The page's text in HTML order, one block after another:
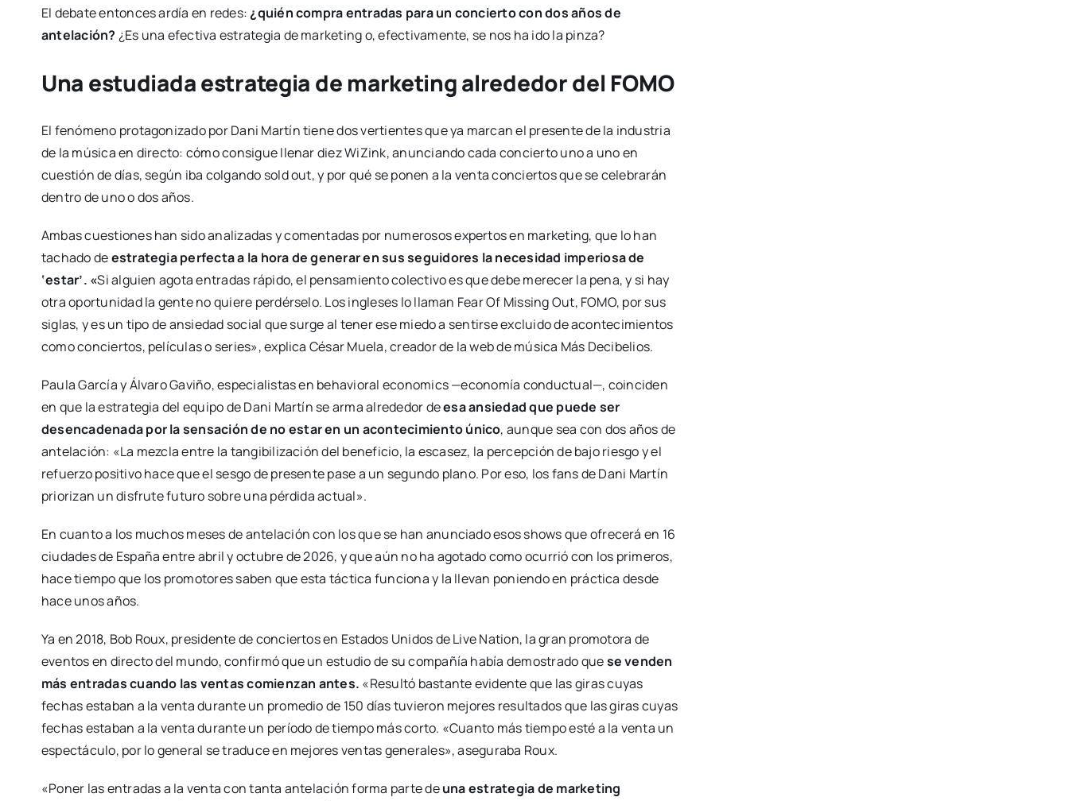
El debate entonces ardía en redes:¿quién compra entradas para un concierto con dos años de
antelación? ¿Es una efectiva estrategia de marketing o, efectivamente, se nos ha ido la pinza?
Una estudiada estrategia de marketing alrededor del FOMO
El fenómeno protagonizado por Dani Martín tiene dos vertientes que ya marcan el presente de la industria
de la música en directo: cómo consigue llenar diez WiZink, anunciando cada concierto uno a uno en
cuestión de días, según iba colgando sold out, y por qué se ponen a la venta conciertos que se celebrarán
dentro de uno o dos años.
Ambas cuestiones han sido analizadas y comentadas por numerosos expertos en marketing, que lo han
tachado deestrategia perfecta a la hora de generar en sus seguidores la necesidad imperiosa de
‘estar’. «Si alguien agota entradas rápido, el pensamiento colectivo es que debe merecer la pena, y si hay
otra oportunidad la gente no quiere perdérselo. Los ingleses lo llaman Fear Of Missing Out, FOMO, por sus
siglas, y es un tipo de ansiedad social que surge al tener ese miedo a sentirse excluido de acontecimientos
como conciertos, películas o series», explica César Muela, creador de la web de música Más Decibelios.
Paula García y Álvaro Gaviño, especialistas en behavioral economics —economía conductual—, coinciden
en que la estrategia del equipo de Dani Martín se arma alrededor deesa ansiedad que puede ser
desencadenada por la sensación de no estar en un acontecimiento único, aunque sea con dos años de
antelación: «La mezcla entre la tangibilización del beneficio, la escasez, la percepción de bajo riesgo y el
refuerzo positivo hace que el sesgo de presente pase a un segundo plano. Por eso, los fans de Dani Martín
priorizan un disfrute futuro sobre una pérdida actual».
En cuanto a los muchos meses de antelación con los que se han anunciado esos shows que ofrecerá en 16
ciudades de España entre abril y octubre de 2026, y que aún no ha agotado como ocurrió con los primeros,
hace tiempo que los promotores saben que esta táctica funciona y la llevan poniendo en práctica desde
hace unos años.
Ya en 2018, Bob Roux, presidente de conciertos en Estados Unidos de Live Nation, la gran promotora de
eventos en directo del mundo, confirmó que un estudio de su compañía había demostrado quese venden
más entradas cuando las ventas comienzan antes. «Resultó bastante evidente que las giras cuyas
fechas estaban a la venta durante un promedio de 150 días tuvieron mejores resultados que las giras cuyas
fechas estaban a la venta durante un período de tiempo más corto. «Cuanto más tiempo esté a la venta un
espectáculo, por lo general se traduce en mejores ventas generales», aseguraba Roux.
«Poner las entradas a la venta con tanta antelación forma parte deuna estrategia de marketing